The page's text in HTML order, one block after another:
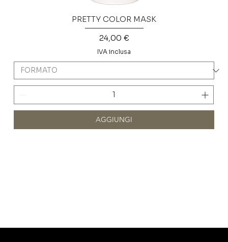
PRETTY COLOR MASK
Prezzo
24,00 €
IVA inclusa
AGGIUNGI